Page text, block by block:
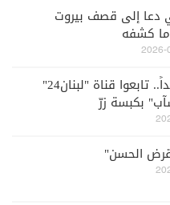
دعا إلى قصف بيروت
كشفه
أخبار مهمّة جداً.. تابعوا قناة "لبنان24"
بكبسة زرّ
الحسن"